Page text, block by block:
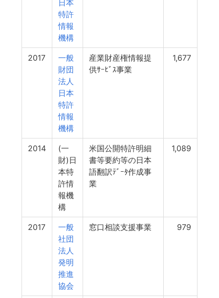
日本
特許
情報
機構
2017
一般
財団
法人
日本
特許
情報
機構
産業財産権情報提
供ｻｰﾋﾞｽ事業
1,677
2014
(一
財)日
本特
許情
報機
構
米国公開特許明細
書等要約等の日本
語翻訳ﾃﾞｰﾀ作成事
業
1,089
2017
一般
社団
法人
発明
推進
協会
窓口相談支援事業 979